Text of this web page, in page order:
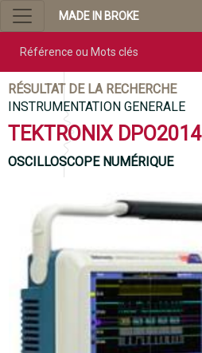
MADE IN BROKE
RÉSULTAT DE LA RECHERCHE
INSTRUMENTATION GENERALE
TEKTRONIX DPO2014
OSCILLOSCOPE NUMÉRIQUE